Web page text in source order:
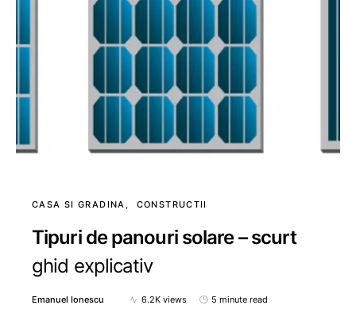
CASA SI GRADINA CONSTRUCTII
Tipuri de panouri solare – scurt
ghid explicativ
Emanuel Ionescu 6.2K views 5 minute read